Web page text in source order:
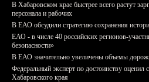
В Хабаровском крае быстрее всего растут
персонала и рабочих
В ЕАО обсудили стратегию сохранения
ЕАО - в числе 40 российских регионов-
безопасности»
В ЕАО значительно увеличены объемы
Федеральный эксперт по достоинству оценил
Хабаровского края